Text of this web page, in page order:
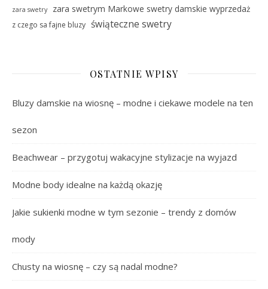
zara swetry zara swetrym Markowe swetry damskie wyprzedaż
z czego sa fajne bluzy świąteczne swetry
OSTATNIE WPISY
Bluzy damskie na wiosnę – modne i ciekawe modele na ten
sezon
Beachwear – przygotuj wakacyjne stylizacje na wyjazd
Modne body idealne na każdą okazję
Jakie sukienki modne w tym sezonie – trendy z domów
mody
Chusty na wiosnę – czy są nadal modne?